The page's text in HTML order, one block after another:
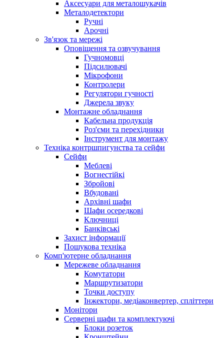
Аксесуари для металошукачів
Металодетектори
Ручні
Арочні
Зв'язок та мережі
Оповіщення та озвучування
Гучномовці
Підсилювачі
Мікрофони
Контролери
Регулятори гучності
Джерела звуку
Монтажне обладнання
Кабельна продукція
Роз'єми та перехідники
Інструмент для монтажу
Техніка контршпигунства та сейфи
Сейфи
Меблеві
Вогнестійкі
Збройові
Вбудовані
Архівні шафи
Шафи осередкові
Ключниці
Банківські
Захист інформації
Пошукова техніка
Комп'ютерне обладнання
Мережеве обладнання
Комутатори
Маршрутизатори
Точки доступу
Інжектори, медіаконвертер, спліттери
Монітори
Серверні шафи та комплектуючі
Блоки розеток